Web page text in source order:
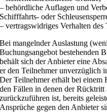
– behördliche Auflagen und
Schifffahrts- oder
– vertragswidriges Verhalten des
Bei mangelnder Auslastung
Buchungsangebot bestehenden
behält sich der Anbieter eine
er den Teilnehmer unverzüglich
Der Teilnehmer erhält bei einem
den Fällen in denen der
zurückzuführen ist, bereits
Ansprüche gegen den Anbieter